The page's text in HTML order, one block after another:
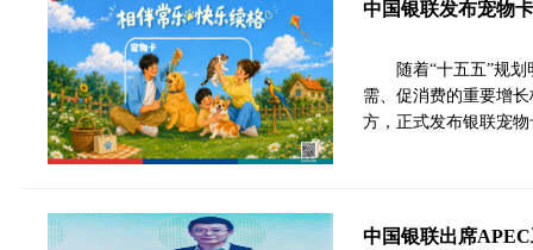
中国银联发布宠物
随着“十五五”规
需、促消费的重要增
方，正式发布银联宠
中国银联出席